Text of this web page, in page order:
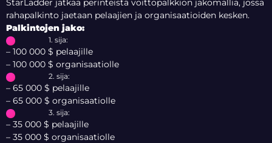
StarLadder jatkaa perinteistä voittopalkkion jakomallia, jossa
rahapalkinto jaetaan pelaajien ja organisaatioiden kesken.
Palkintojen jako:
1. sija:
– 100 000 $ pelaajille
– 100 000 $ organisaatiolle
2. sija:
– 65 000 $ pelaajille
– 65 000 $ organisaatiolle
3. sija:
– 35 000 $ pelaajille
– 35 000 $ organisaatiolle